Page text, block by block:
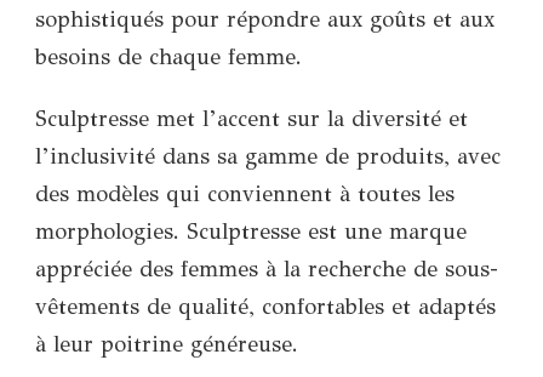
sophistiqués pour répondre aux goûts et aux
besoins de chaque femme.
Sculptresse met l’accent sur la diversité et
l’inclusivité dans sa gamme de produits, avec
des modèles qui conviennent à toutes les
morphologies. Sculptresse est une marque
appréciée des femmes à la recherche de sous-
vêtements de qualité, confortables et adaptés
à leur poitrine généreuse.